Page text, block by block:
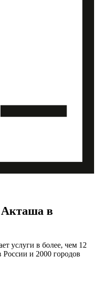
Акташа в
услуги в более, чем 12
и 2000 городов